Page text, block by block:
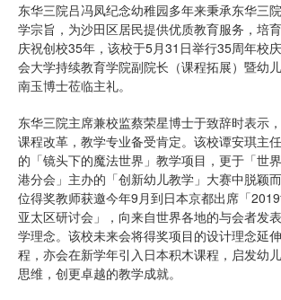
东华三院吕冯凤纪念幼稚园多年来秉承东华三
学宗旨，为沙田区居民提供优质教育服务，培
庆祝创校35年，该校于5月31日举行35周年校
会大学持续教育学院副院长（课程拓展）暨幼
南玉博士莅临主礼。
东华三院主席兼校监蔡荣星博士于致辞时表示
课程改革，教学专业备受肯定。该校谭安琪主
的「镜头下的魔法世界」教学项目，更于「世
港分会」主办的「创新幼儿教学」大赛中脱颖
位得奖教师获邀今年9月到日本京都出席「
亚太区研讨会」，向来自世界各地的与会者发
学理念。该校未来会将得奖项目的设计理念延
程，亦会在新学年引入日本积木课程，启发幼
思维，创更卓越的教学成就。